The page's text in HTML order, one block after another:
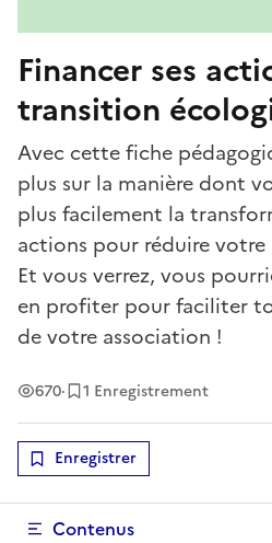
Financer ses
transition
Avec cette fiche
plus sur la manière dont
plus facilement la
actions pour réduire
Et vous verrez, vous
en profiter pour faciliter
de votre association !
670Vues
· 1 Enregistrement
Enregistrer
Contenus